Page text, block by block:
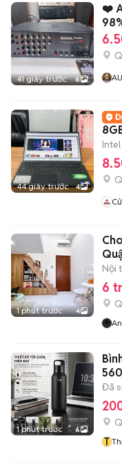
41 giây trước 6
❤️
44 giây trước 4
1 phút trước 4
Nội
6
1 phút trước 6
Đã
T